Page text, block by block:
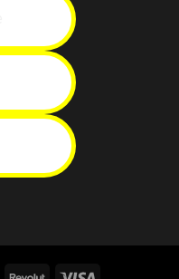
MasterCardRevolut